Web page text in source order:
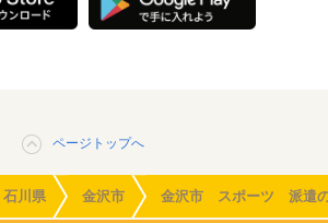
ページトップへ
石川県 金沢市 金沢市 スポーツ 派遣